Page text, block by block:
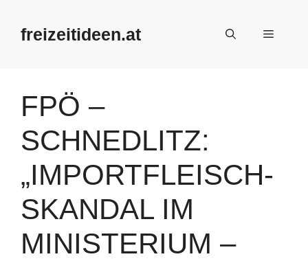
Inhalt
springenfreizeitideen.at Menü
FPÖ –
SCHNEDLITZ:
„IMPORTFLEISCH-
SKANDAL IM
MINISTERIUM –